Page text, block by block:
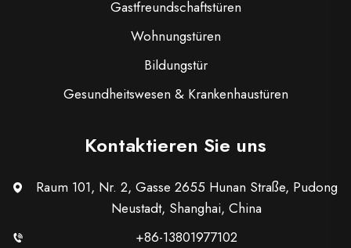
Gastfreundschaftstüren
Wohnungstüren
Bildungstür
Gesundheitswesen & Krankenhaustüren
Kontaktieren Sie uns
Raum 101, Nr. 2, Gasse 2655 Hunan Straße, Pudong
Neustadt, Shanghai, China
+86-13801977102